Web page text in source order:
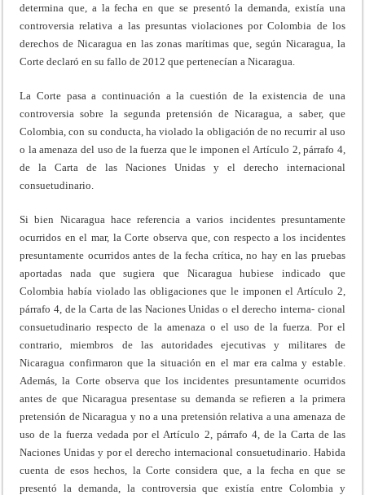
determina que, a la fecha en que se presentó la demanda, existía una
controversia relativa a las presuntas violaciones por Colombia de los
derechos de Nicaragua en las zonas marítimas que, según Nicaragua, la
Corte declaró en su fallo de 2012 que pertenecían a Nicaragua.
La Corte pasa a continuación a la cuestión de la existencia de una
controversia sobre la segunda pretensión de Nicaragua, a saber, que
Colombia, con su conducta, ha violado la obligación de no recurrir al uso
o la amenaza del uso de la fuerza que le imponen el Artículo 2, párrafo 4,
de la Carta de las Naciones Unidas y el derecho internacional
consuetudinario.
Si bien Nicaragua hace referencia a varios incidentes presuntamente
ocurridos en el mar, la Corte observa que, con respecto a los incidentes
presuntamente ocurridos antes de la fecha crítica, no hay en las pruebas
aportadas nada que sugiera que Nicaragua hubiese indicado que
Colombia había violado las obligaciones que le imponen el Artículo 2,
párrafo 4, de la Carta de las Naciones Unidas o el derecho interna- cional
consuetudinario respecto de la amenaza o el uso de la fuerza. Por el
contrario, miembros de las autoridades ejecutivas y militares de
Nicaragua confirmaron que la situación en el mar era calma y estable.
Además, la Corte observa que los incidentes presuntamente ocurridos
antes de que Nicaragua presentase su demanda se refieren a la primera
pretensión de Nicaragua y no a una pretensión relativa a una amenaza de
uso de la fuerza vedada por el Artículo 2, párrafo 4, de la Carta de las
Naciones Unidas y por el derecho internacional consuetudinario. Habida
cuenta de esos hechos, la Corte considera que, a la fecha en que se
presentó la demanda, la controversia que existía entre Colombia y